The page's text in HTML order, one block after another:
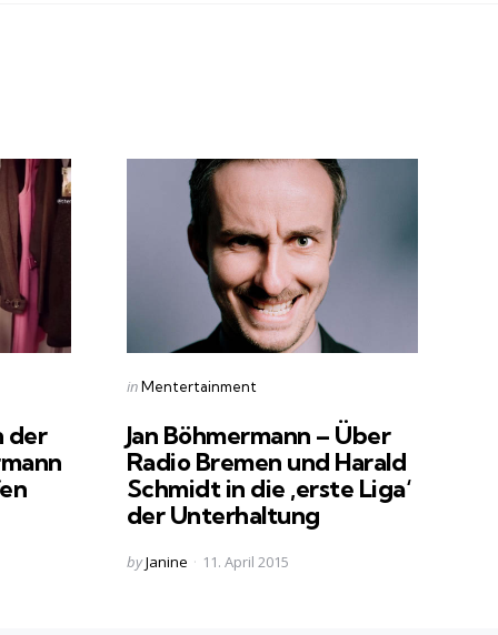
der
Categories
Posted
in Mentertainment
Jan Böhmermann – Über
Radio Bremen und Harald
Schmidt in die ‚erste Liga‘
der Unterhaltung
Posted
byJanine 11. April 2015